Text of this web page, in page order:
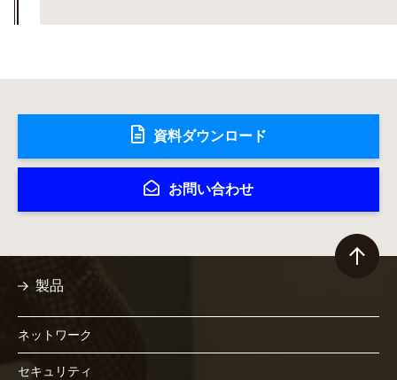
資料ダウンロード
お問い合わせ
製品
ネットワーク
セキュリティ